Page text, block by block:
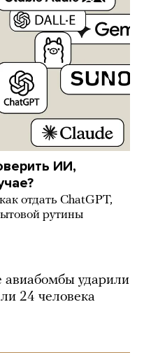
ИИ,
отдать ChatGPT,
рутины
авиабомбы ударили
24 человека